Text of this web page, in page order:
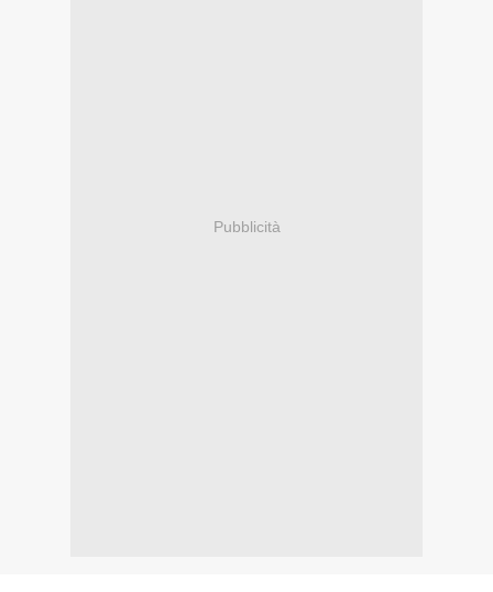
Pubblicità